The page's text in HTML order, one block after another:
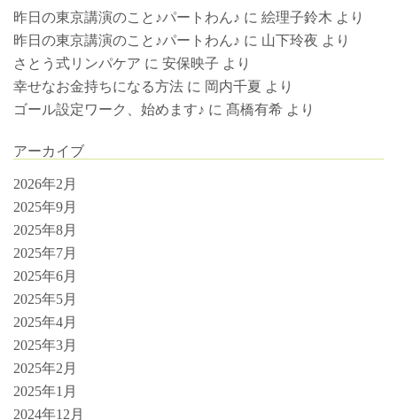
昨日の東京講演のこと♪パートわん♪ に 絵理子鈴木 より
昨日の東京講演のこと♪パートわん♪ に 山下玲夜 より
さとう式リンパケア に 安保映子 より
幸せなお金持ちになる方法 に 岡内千夏 より
ゴール設定ワーク、始めます♪ に 髙橋有希 より
アーカイブ
2026年2月
2025年9月
2025年8月
2025年7月
2025年6月
2025年5月
2025年4月
2025年3月
2025年2月
2025年1月
2024年12月